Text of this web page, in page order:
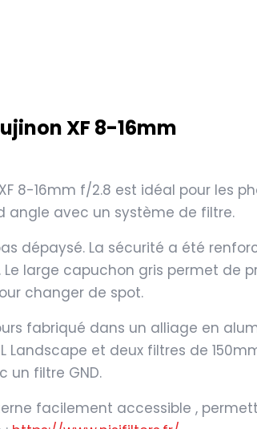
XF 8-16mm
8-16mm f/2.8 est idéal pour les
angle avec un système de filtre.
dépaysé. La sécurité a été
large capuchon gris permet de
changer de spot.
fabriqué dans un alliage en
Landscape et deux filtres de
un filtre GND.
facilement accessible ,